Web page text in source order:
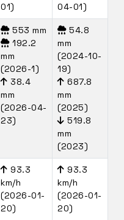
01)
04-01)
553 mm
192.2
mm
(2026-1)
38.4
mm
(2026-04-
23)
54.8
mm
(2024-10-
19)
687.8
mm
(2025)
519.8
mm
(2023)
93.3
km/h
(2026-01-
20)
93.3
km/h
(2026-01-
20)